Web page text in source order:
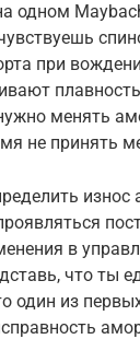
одном
при
менять
не принять
в
что ты
один из